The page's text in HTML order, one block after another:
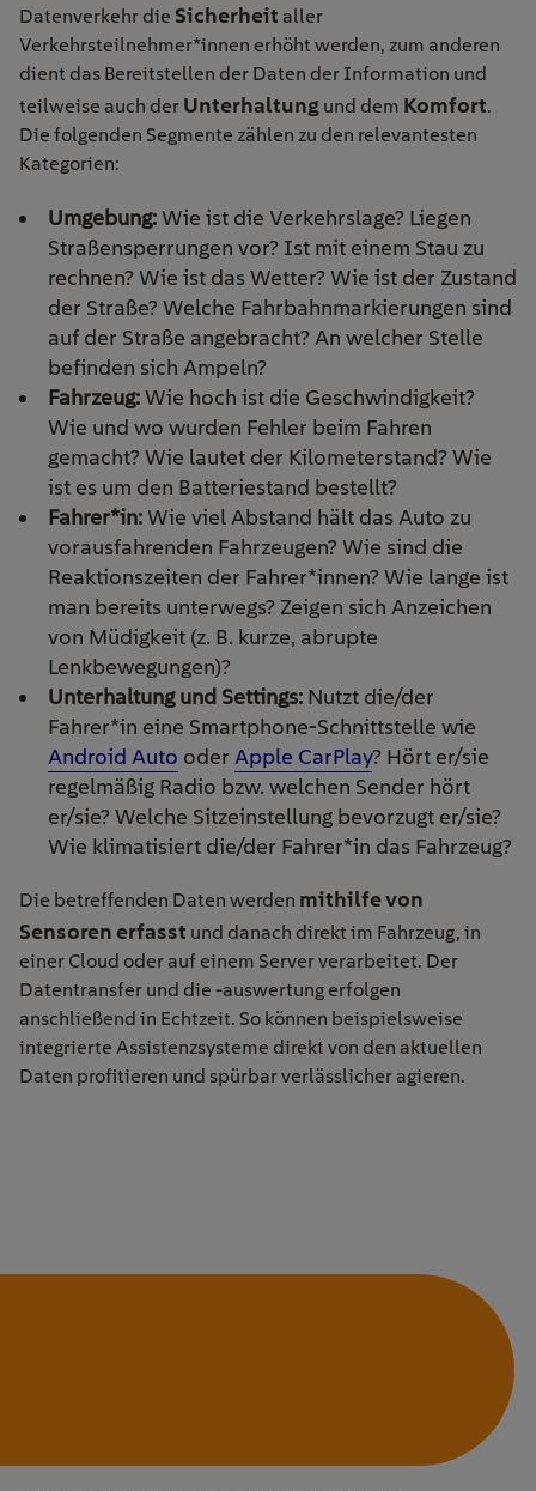
Datenverkehr die Sicherheit aller
Verkehrsteilnehmer*innen erhöht werden, zum anderen
dient das Bereitstellen der Daten der Information und
teilweise auch der Unterhaltung und dem Komfort.
Die folgenden Segmente zählen zu den relevantesten
Kategorien:
Umgebung:Wie ist die Verkehrslage? Liegen
Straßensperrungen vor? Ist mit einem Stau zu
rechnen? Wie ist das Wetter? Wie ist der Zustand
der Straße? Welche Fahrbahnmarkierungen sind
auf der Straße angebracht? An welcher Stelle
befinden sich Ampeln?
Fahrzeug:Wie hoch ist die Geschwindigkeit?
Wie und wo wurden Fehler beim Fahren
gemacht? Wie lautet der Kilometerstand? Wie
ist es um den Batteriestand bestellt?
Fahrer*in:Wie viel Abstand hält das Auto zu
vorausfahrenden Fahrzeugen? Wie sind die
Reaktionszeiten der Fahrer*innen? Wie lange ist
man bereits unterwegs? Zeigen sich Anzeichen
von Müdigkeit (z. B. kurze, abrupte
Lenkbewegungen)?
Unterhaltung und Settings: Nutzt die/der
Fahrer*in eine Smartphone-Schnittstelle wie
Android Auto oder Apple CarPlay? Hört er/sie
regelmäßig Radio bzw. welchen Sender hört
er/sie? Welche Sitzeinstellung bevorzugt er/sie?
Wie klimatisiert die/der Fahrer*in das Fahrzeug?
Die betreffenden Daten werden mithilfe von
Sensoren erfasst und danach direkt im Fahrzeug, in
einer Cloud oder auf einem Server verarbeitet. Der
Datentransfer und die -auswertung erfolgen
anschließend in Echtzeit. So können beispielsweise
integrierte Assistenzsysteme direkt von den aktuellen
Daten profitieren und spürbar verlässlicher agieren.